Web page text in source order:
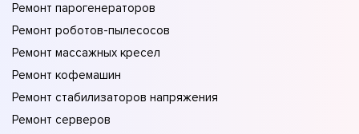
Ремонт парогенераторов
Ремонт роботов-пылесосов
Ремонт массажных кресел
Ремонт кофемашин
Ремонт стабилизаторов напряжения
Ремонт серверов